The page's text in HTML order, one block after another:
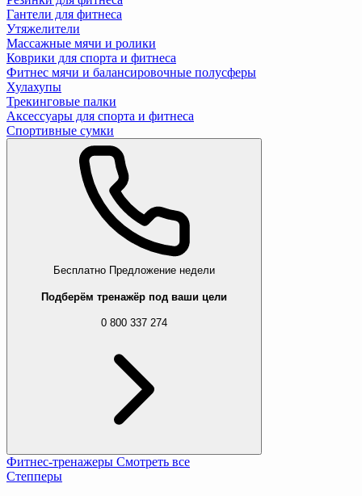
Гантели для фитнеса
Утяжелители
Массажные мячи и ролики
Коврики для спорта и фитнеса
Фитнес мячи и балансировочные полусферы
Хулахупы
Трекинговые палки
Аксессуары для спорта и фитнеса
Спортивные сумки
Бесплатно Предложение недели
Подберём тренажёр под ваши цели
0 800 337 274
Фитнес-тренажеры Смотреть все
Степперы